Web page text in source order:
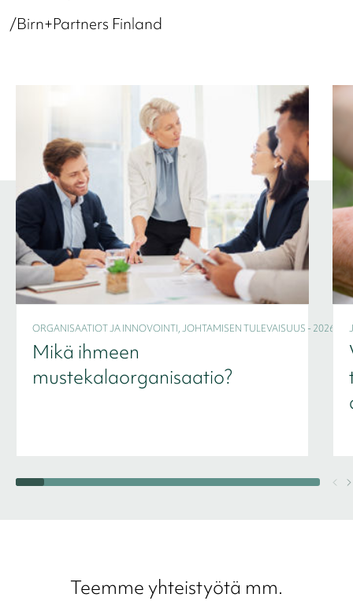
/Birn+Partners Finland
ORGANISAATIOT JA INNOVOINTI, JOHTAMISEN TULEVAISUUS - 2026
Mikä ihmeen
mustekalaorganisaatio?
Teemme yhteistyötä mm.